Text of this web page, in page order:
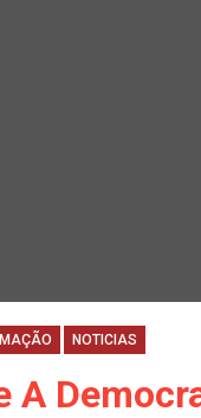
NOTICIAS
A